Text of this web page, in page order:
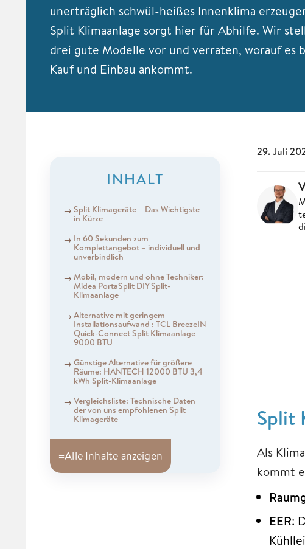
unerträglich schwül-heißes Innenklima
Split Klimaanlage sorgt hier für Abhilfe. Wir
drei gute Modelle vor und verraten, worauf es
Kauf und Einbau ankommt.
INHALT
Split Klimageräte – Das Wichtigste
in Kürze
In 60 Sekunden zum
Komplettangebot – individuell und
unverbindlich
Mobil, modern und ohne Techniker:
Midea PortaSplit DIY Split-
Klimaanlage
Alternative mit geringem
Installationsaufwand : TCL BreezeIN
Quick-Connect Split Klimaanlage
9000 BTU
Günstige Alternative für größere
Räume: HANTECH 12000 BTU 3,4
kWh Split-Klimaanlage
Vergleichsliste: Technische Daten
der von uns empfohlenen Split
Klimageräte
≡Alle Inhalte anzeigen
29. Juli
Split
Als
kommt
EER: